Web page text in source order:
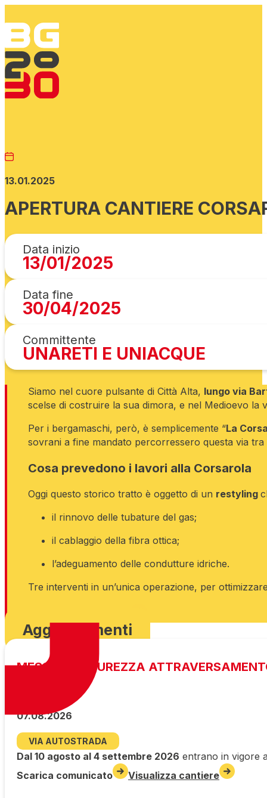
13.01.2025
APERTURA CANTIERE
Data inizio
13/01/2025
Data fine
30/04/2025
Committente
UNARETI E UNIACQUE
Siamo nel cuore pulsante di Città Alta, lungo via
scelse di costruire la sua dimora, e nel Medioevo
Per i bergamaschi, però, è semplicemente “La
sovrani a fine mandato percorressero questa via
Cosa prevedono i lavori alla Corsarola
Oggi questo storico tratto è oggetto di un restyling
il rinnovo delle tubature del gas;
il cablaggio della fibra ottica;
l’adeguamento delle condutture idriche.
Tre interventi in un’unica operazione, per
Aggiornamenti
MESSA IN SICUREZZA
07.08.2026
VIA AUTOSTRADA
Dal 10 agosto al 4 settembre 2026 entrano in vigore
Scarica comunicato
Visualizza cantiere